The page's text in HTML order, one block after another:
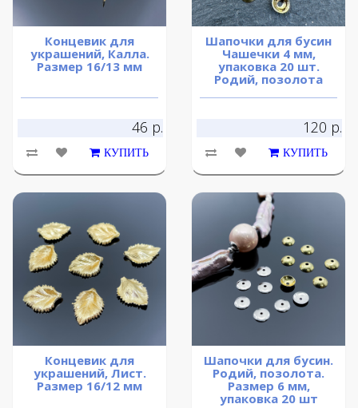
Концевик для
украшений, Калла.
Размер 16/13 мм
46 р.
КУПИТЬ
Шапочки для бусин
Чашечки 4 мм,
упаковка 20 шт.
Родий, позолота
120 р.
КУПИТЬ
Концевик для
украшений, Лист.
Размер 16/12 мм
Шапочки для бусин.
Родий, позолота.
Размер 6 мм,
упаковка 20 шт